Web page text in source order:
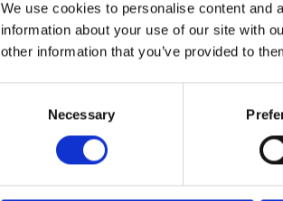
We use cookies to personalise content and
information about your use of our site with
other information that you’ve provided to
Necessary
di una designazione che può durare
appropriata, insediare
dal XIV secolo e
del trapasso si va a osservare
sul dove cercare. Poi, con l’aiuto